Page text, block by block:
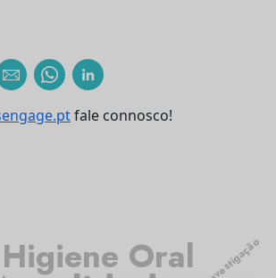
fale connosco!
Higiene Oral Investigação